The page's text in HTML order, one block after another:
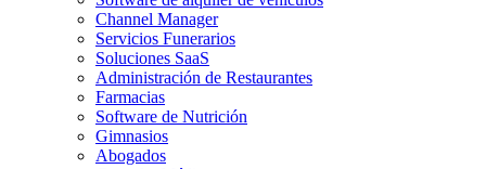
Channel Manager
Servicios Funerarios
Soluciones SaaS
Administración de Restaurantes
Farmacias
Software de Nutrición
Gimnasios
Abogados